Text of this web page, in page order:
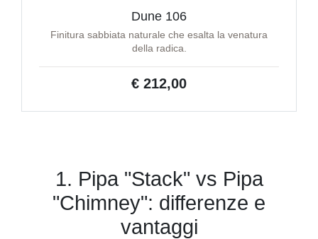
Dune 106
Finitura sabbiata naturale che esalta la venatura
della radica.
€ 212,00
1. Pipa "Stack" vs Pipa
"Chimney": differenze e
vantaggi